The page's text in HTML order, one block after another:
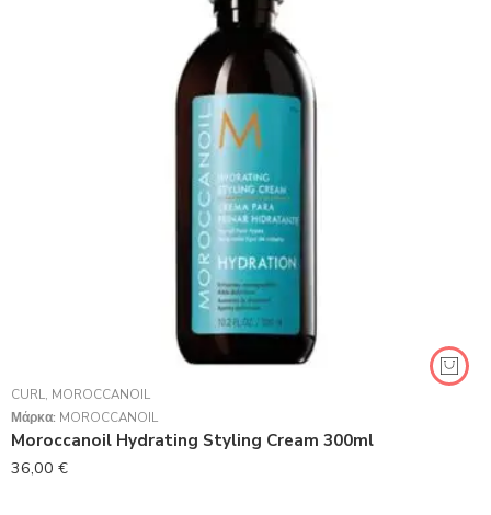
CURL, MOROCCANOIL
Μάρκα: MOROCCANOIL
Moroccanoil Hydrating Styling Cream 300ml
36,00 €